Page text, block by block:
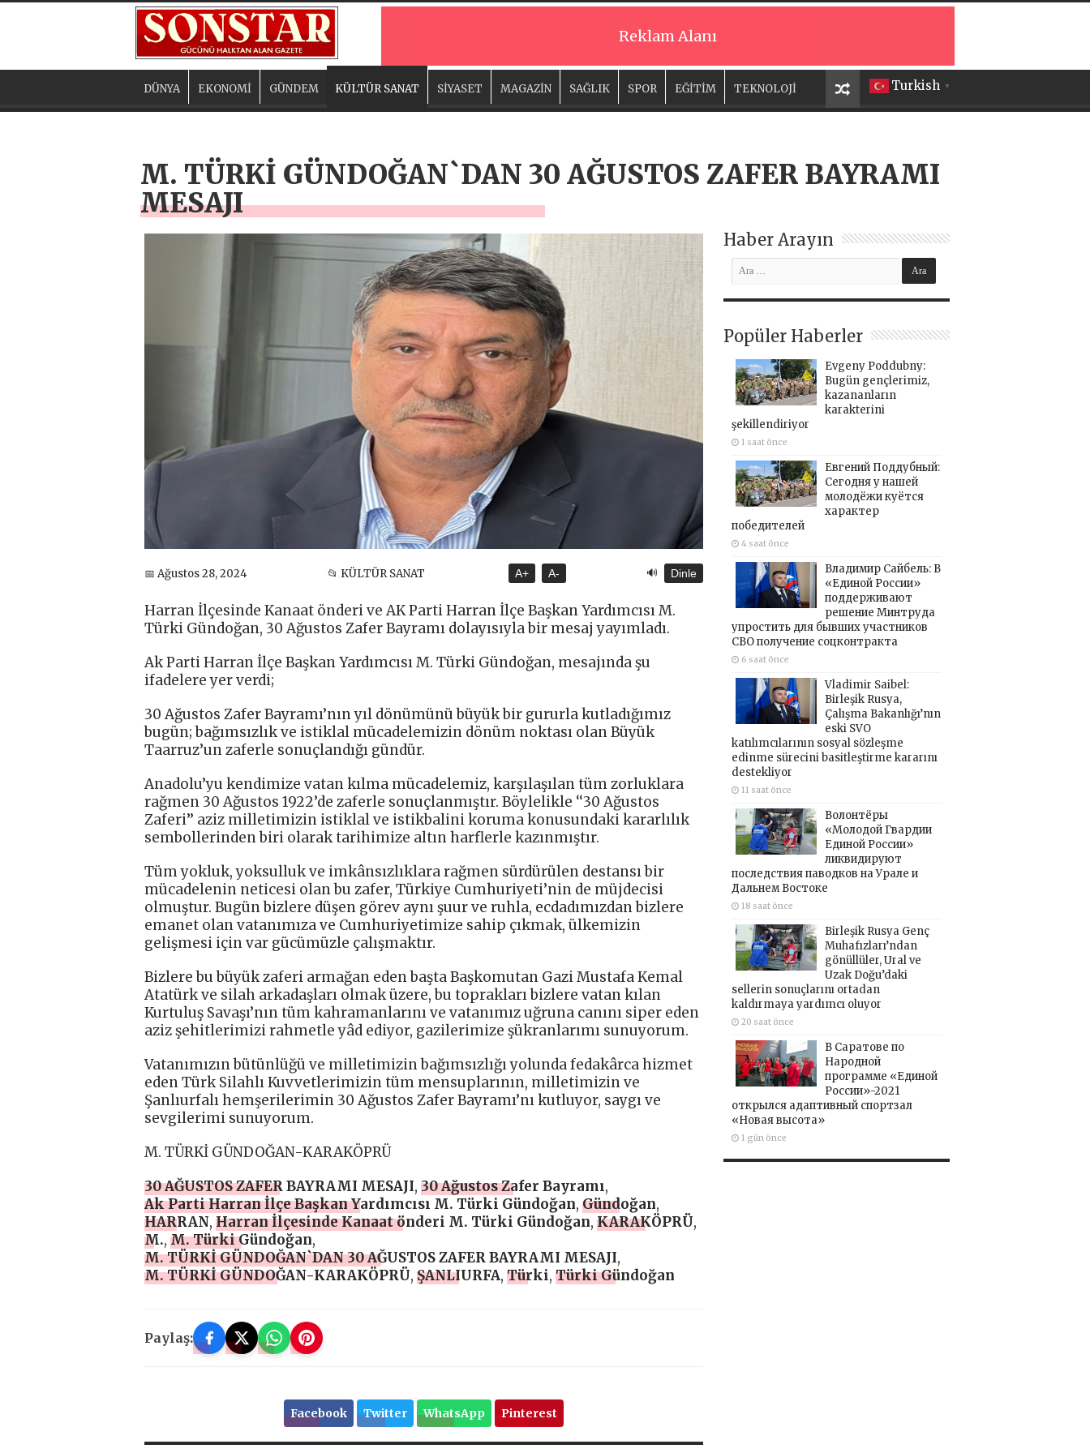
Reklam Alanı
Turkish ▼
DÜNYA EKONOMİ GÜNDEM KÜLTÜR SANAT SİYASET MAGAZİN SAĞLIK SPOR EĞİTİM TEKNOLOJİ
M. TÜRKİ GÜNDOĞAN`DAN 30 AĞUSTOS ZAFER BAYRAMI
MESAJI
📅 Ağustos 28, 2024 📂 KÜLTÜR SANAT A+ A- 🔊 Dinle
Harran İlçesinde Kanaat önderi ve AK Parti Harran İlçe Başkan Yardımcısı M.
Türki Gündoğan, 30 Ağustos Zafer Bayramı dolayısıyla bir mesaj yayımladı.
Ak Parti Harran İlçe Başkan Yardımcısı M. Türki Gündoğan, mesajında şu
ifadelere yer verdi;
30 Ağustos Zafer Bayramı’nın yıl dönümünü büyük bir gururla kutladığımız
bugün; bağımsızlık ve istiklal mücadelemizin dönüm noktası olan Büyük
Taarruz’un zaferle sonuçlandığı gündür.
Anadolu’yu kendimize vatan kılma mücadelemiz, karşılaşılan tüm zorluklara
rağmen 30 Ağustos 1922’de zaferle sonuçlanmıştır. Böylelikle ‘‘30 Ağustos
Zaferi’’ aziz milletimizin istiklal ve istikbalini koruma konusundaki kararlılık
sembollerinden biri olarak tarihimize altın harflerle kazınmıştır.
Tüm yokluk, yoksulluk ve imkânsızlıklara rağmen sürdürülen destansı bir
mücadelenin neticesi olan bu zafer, Türkiye Cumhuriyeti’nin de müjdecisi
olmuştur. Bugün bizlere düşen görev aynı şuur ve ruhla, ecdadımızdan bizlere
emanet olan vatanımıza ve Cumhuriyetimize sahip çıkmak, ülkemizin
gelişmesi için var gücümüzle çalışmaktır.
Bizlere bu büyük zaferi armağan eden başta Başkomutan Gazi Mustafa Kemal
Atatürk ve silah arkadaşları olmak üzere, bu toprakları bizlere vatan kılan
Kurtuluş Savaşı’nın tüm kahramanlarını ve vatanımız uğruna canını siper eden
aziz şehitlerimizi rahmetle yâd ediyor, gazilerimize şükranlarımı sunuyorum.
Vatanımızın bütünlüğü ve milletimizin bağımsızlığı yolunda fedakârca hizmet
eden Türk Silahlı Kuvvetlerimizin tüm mensuplarının, milletimizin ve
Şanlıurfalı hemşerilerimin 30 Ağustos Zafer Bayramı’nı kutluyor, saygı ve
sevgilerimi sunuyorum.
M. TÜRKİ GÜNDOĞAN-KARAKÖPRÜ
30 AĞUSTOS ZAFER BAYRAMI MESAJI, 30 Ağustos Zafer Bayramı,
Ak Parti Harran İlçe Başkan Yardımcısı M. Türki Gündoğan, Gündoğan,
HARRAN, Harran İlçesinde Kanaat önderi M. Türki Gündoğan, KARAKÖPRÜ,
M., M. Türki Gündoğan,
M. TÜRKİ GÜNDOĞAN`DAN 30 AĞUSTOS ZAFER BAYRAMI MESAJI,
M. TÜRKİ GÜNDOĞAN-KARAKÖPRÜ, ŞANLIURFA, Türki, Türki Gündoğan
Paylaş:
Facebook Twitter WhatsApp Pinterest
Haber Arayın
Popüler Haberler
Evgeny Poddubny:
Bugün gençlerimiz,
kazananların
karakterini
şekillendiriyor
1 saat önce
Евгений Поддубный:
Сегодня у нашей
молодёжи куётся
характер
победителей
4 saat önce
Владимир Сайбель: В
«Единой России»
поддерживают
решение Минтруда
упростить для бывших участников
СВО получение соцконтракта
6 saat önce
Vladimir Saibel:
Birleşik Rusya,
Çalışma Bakanlığı’nın
eski SVO
katılımcılarının sosyal sözleşme
edinme sürecini basitleştirme kararını
destekliyor
11 saat önce
Волонтёры
«Молодой Гвардии
Единой России»
ликвидируют
последствия паводков на Урале и
Дальнем Востоке
18 saat önce
Birleşik Rusya Genç
Muhafızları’ndan
gönüllüler, Ural ve
Uzak Doğu’daki
sellerin sonuçlarını ortadan
kaldırmaya yardımcı oluyor
20 saat önce
В Саратове по
Народной
программе «Единой
России»-2021
открылся адаптивный спортзал
«Новая высота»
1 gün önce